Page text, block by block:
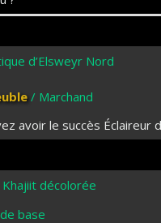
d’Elsweyr Nord
/ Marchand
avoir le succès Éclaireur
décolorée
base